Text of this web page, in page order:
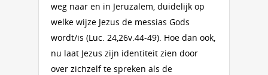
weg naar en in Jeruzalem, duidelijk op
welke wijze Jezus de messias Gods
wordt/is (Luc. 24,26v.44-49). Hoe dan ook,
nu laat Jezus zijn identiteit zien door
over zichzelf te spreken als de